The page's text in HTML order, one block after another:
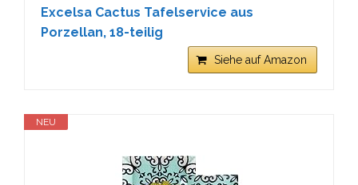
Excelsa Cactus Tafelservice aus
Porzellan, 18-teilig
Siehe auf Amazon
NEU